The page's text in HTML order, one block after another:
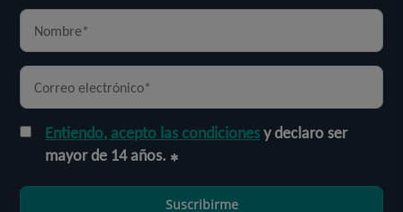
Entiendo, acepto las condicionesy declaro ser
mayor de 14 años.
Suscribirme